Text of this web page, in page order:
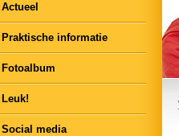
Actueel
Praktische informatie
Fotoalbum
Leuk!
Social media